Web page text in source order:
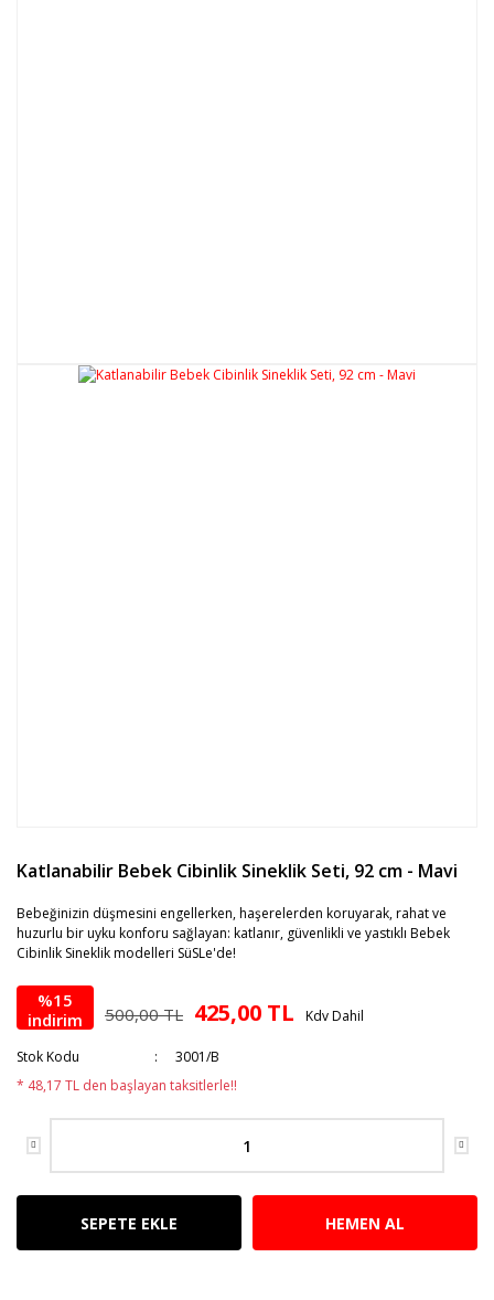
Katlanabilir Bebek Cibinlik Sineklik Seti, 92 cm - Mavi
Bebeğinizin düşmesini engellerken, haşerelerden koruyarak, rahat ve
huzurlu bir uyku konforu sağlayan: katlanır, güvenlikli ve yastıklı Bebek
Cibinlik Sineklik modelleri SüSLe'de!
%15
indirim
500,00 TL 425,00 TL Kdv Dahil
Stok Kodu
3001/B
* 48,17 TL den başlayan taksitlerle!!
SEPETE EKLE HEMEN AL